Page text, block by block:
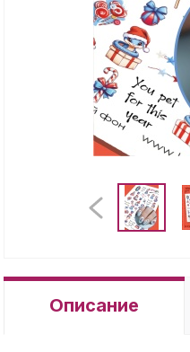
Описание